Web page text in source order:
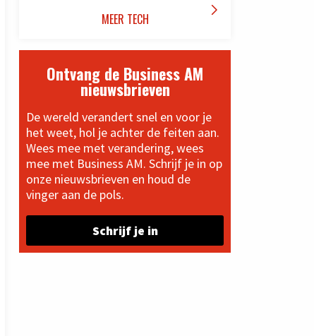
MEER TECH 
Ontvang de Business AM
nieuwsbrieven
De wereld verandert snel en voor je
het weet, hol je achter de feiten aan.
Wees mee met verandering, wees
mee met Business AM. Schrijf je in op
onze nieuwsbrieven en houd de
vinger aan de pols.
Schrijf je in